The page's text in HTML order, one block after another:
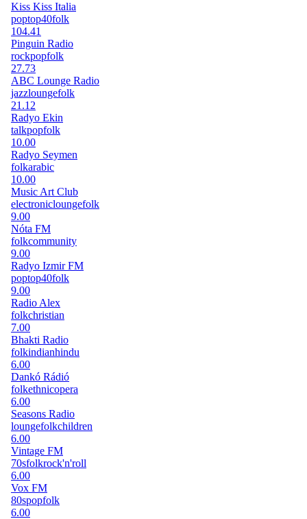
Kiss Kiss Italia
poptop40folk
104.41
Pinguin Radio
rockpopfolk
27.73
ABC Lounge Radio
jazzloungefolk
21.12
Radyo Ekin
talkpopfolk
10.00
Radyo Seymen
folkarabic
10.00
Music Art Club
electronicloungefolk
9.00
Nóta FM
folkcommunity
9.00
Radyo Izmir FM
poptop40folk
9.00
Radio Alex
folkchristian
7.00
Bhakti Radio
folkindianhindu
6.00
Dankó Rádió
folkethnicopera
6.00
Seasons Radio
loungefolkchildren
6.00
Vintage FM
70sfolkrock'n'roll
6.00
Vox FM
80spopfolk
6.00